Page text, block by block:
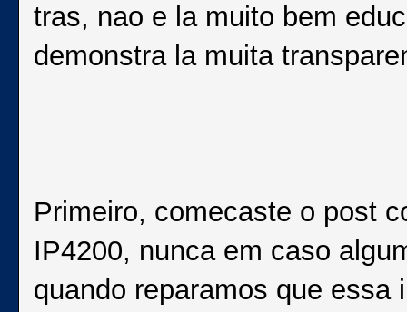
tras, nao e la muito bem
demonstra la muita
Primeiro, comecaste o post
IP4200, nunca em caso
quando reparamos que essa